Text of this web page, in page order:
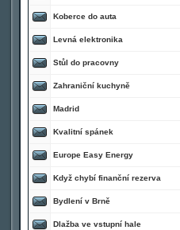
Koberce do auta
Levná elektronika
Stůl do pracovny
Zahraniční kuchyně
Madrid
Kvalitní spánek
Europe Easy Energy
Když chybí finanční rezerva
Bydlení v Brně
Dlažba ve vstupní hale